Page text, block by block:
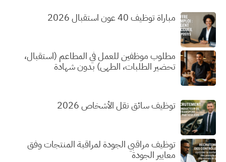
مباراة توظيف 40 عون استقبال 2026
مطلوب موظفين للعمل في المطاعم (استقبال،
تحضير الطلبات، الطهي) بدون شهادة
توظيف سائق نقل الأشخاص 2026
توظيف مراقبي الجودة لمراقبة المنتجات وفق
معايير الجودة